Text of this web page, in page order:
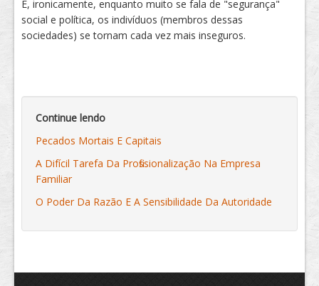
E, ironicamente, enquanto muito se fala de "segurança"
social e política, os indivíduos (membros dessas
sociedades) se tornam cada vez mais inseguros.
Continue lendo
Pecados Mortais E Capitais
A Difícil Tarefa Da Profissionalização Na Empresa
Familiar
O Poder Da Razão E A Sensibilidade Da Autoridade